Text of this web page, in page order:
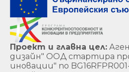
Проект и главна цел:
дизайн" ООД стартира
иновации" по